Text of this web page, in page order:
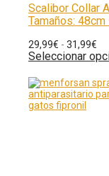
Scalibor Collar
Tamaños:
29,99€ - 31,99€
Seleccionar